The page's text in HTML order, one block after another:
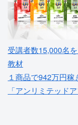
受講者数15,000名
教材
１商品で942万円稼
「アンリミテッド